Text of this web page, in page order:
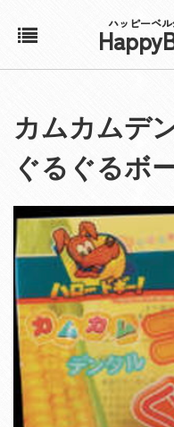
ハッピーベ
アカウント
カート
カムカムデ
ぐるぐるボ